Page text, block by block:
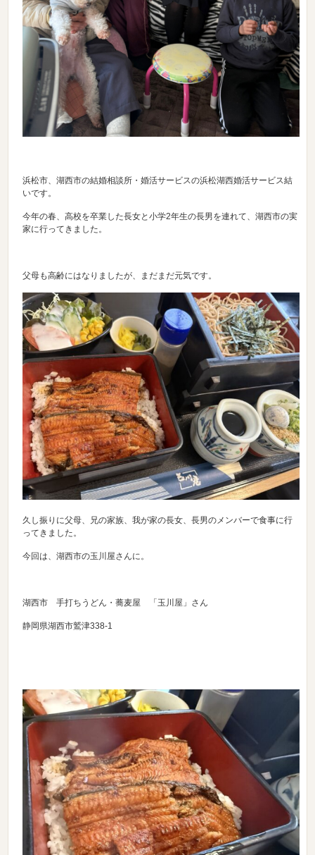
浜松市、湖西市の結婚相談所・婚活サービスの浜松湖西婚活サービス結
いです。
今年の春、高校を卒業した長女と小学2年生の長男を連れて、湖西市の実
家に行ってきました。
父母も高齢にはなりましたが、まだまだ元気です。
久し振りに父母、兄の家族、我が家の長女、長男のメンバーで食事に行
ってきました。
今回は、湖西市の玉川屋さんに。
湖西市 手打ちうどん・蕎麦屋 「玉川屋」さん
静岡県湖西市鷲津338-1